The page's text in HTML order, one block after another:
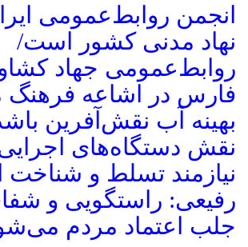
انجمن روابط‌عمومی
نهاد مدنی کشور است/
روابط‌عمومی‌ جهاد
فارس در اشاعه
بهینه آب نقش‌آفرین
نقش دستگاه‌های
نیازمند تسلط و
رفیعی: راستگویی و
جلب اعتماد مردم